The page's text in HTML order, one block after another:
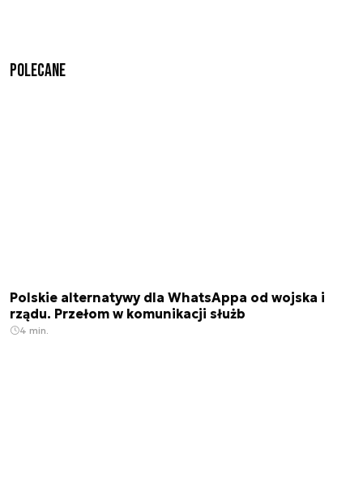
Polecane
Polskie alternatywy dla WhatsAppa od wojska i
rządu. Przełom w komunikacji służb
4 min.